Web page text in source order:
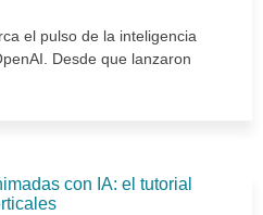
el pulso de la inteligencia
Desde que lanzaron